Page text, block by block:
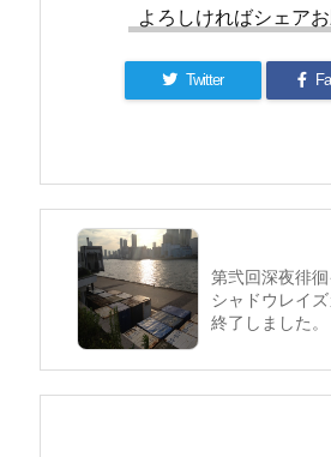
よろしければシェア
Twitter
第弐回深夜徘
シャドウレイ
終了しました。